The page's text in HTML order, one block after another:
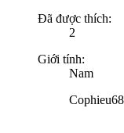
Đã được thích:
2
Giới tính:
Nam